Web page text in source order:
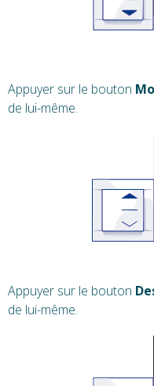
Appuyer sur le bouton
de lui-même.
Appuyer sur le bouton
de lui-même.